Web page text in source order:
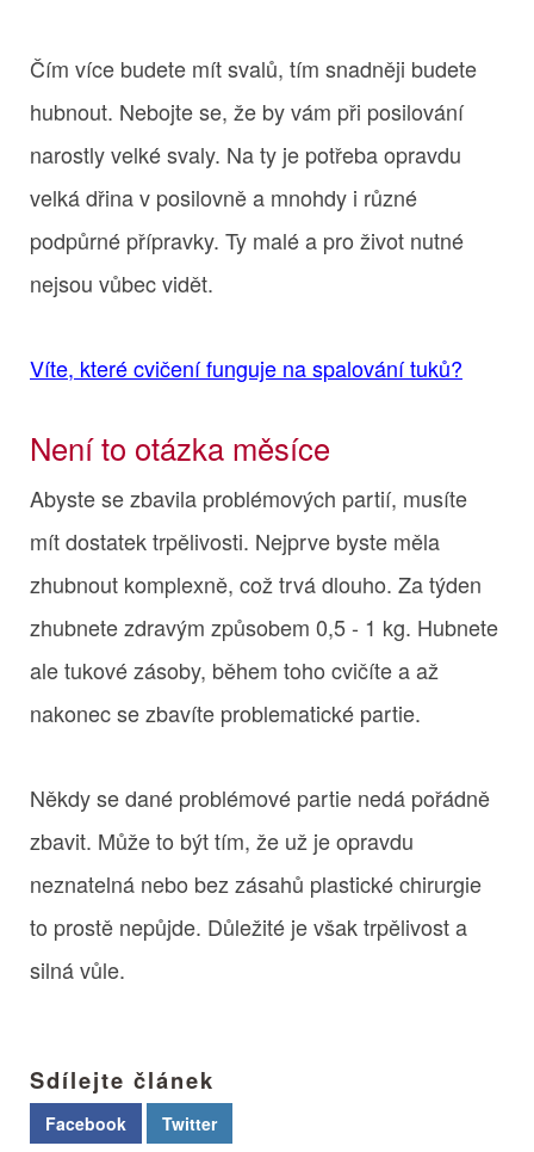
Čím více budete mít svalů, tím snadněji budete
hubnout. Nebojte se, že by vám při posilování
narostly velké svaly. Na ty je potřeba opravdu
velká dřina v posilovně a mnohdy i různé
podpůrné přípravky. Ty malé a pro život nutné
nejsou vůbec vidět.
Víte, které cvičení funguje na spalování tuků?
Není to otázka měsíce
Abyste se zbavila problémových partií, musíte
mít dostatek trpělivosti. Nejprve byste měla
zhubnout komplexně, což trvá dlouho. Za týden
zhubnete zdravým způsobem 0,5 - 1 kg. Hubnete
ale tukové zásoby, během toho cvičíte a až
nakonec se zbavíte problematické partie.
Někdy se dané problémové partie nedá pořádně
zbavit. Může to být tím, že už je opravdu
neznatelná nebo bez zásahů plastické chirurgie
to prostě nepůjde. Důležité je však trpělivost a
silná vůle.
Sdílejte článek
Facebook Twitter